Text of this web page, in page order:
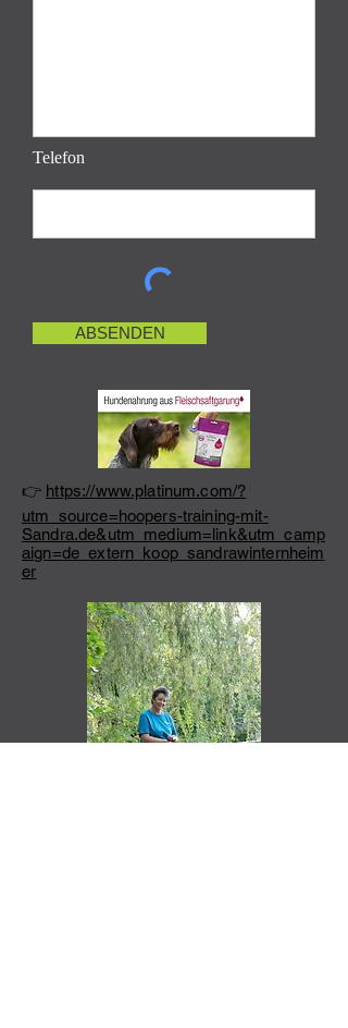
Telefon
ABSENDEN
👉 https://www.platinum.com/?
utm_source=hoopers-training-mit-
Sandra.de&utm_medium=link&utm_camp
aign=de_extern_koop_sandrawinternheim
er